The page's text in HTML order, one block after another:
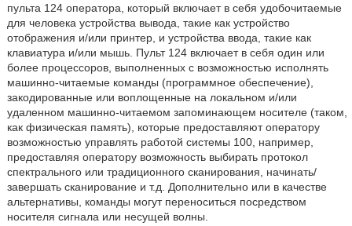
пульта 124 оператора, который включает в себя удобочитаемые
для человека устройства вывода, такие как устройство
отображения и/или принтер, и устройства ввода, такие как
клавиатура и/или мышь. Пульт 124 включает в себя один или
более процессоров, выполненных с возможностью исполнять
машинно-читаемые команды (программное обеспечение),
закодированные или воплощенные на локальном и/или
удаленном машинно-читаемом запоминающем носителе (таком,
как физическая память), которые предоставляют оператору
возможностью управлять работой системы 100, например,
предоставляя оператору возможность выбирать протокол
спектрального или традиционного сканирования, начинать/
завершать сканирование и т.д. Дополнительно или в качестве
альтернативы, команды могут переноситься посредством
носителя сигнала или несущей волны.